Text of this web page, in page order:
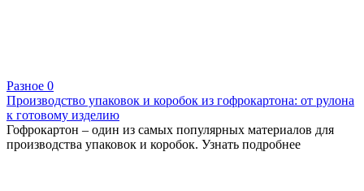
Разное 0
Производство упаковок и коробок из гофрокартона: от рулона
к готовому изделию
Гофрокартон – один из самых популярных материалов для
производства упаковок и коробок. Узнать подробнее